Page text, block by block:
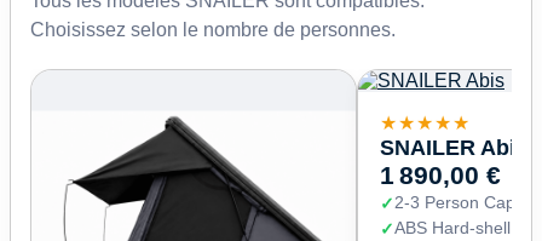
Choisissez selon le nombre de personnes.
★★★★★
SNAILER Abis
1 890,00 €
2-3 Person
ABS Hard-shell